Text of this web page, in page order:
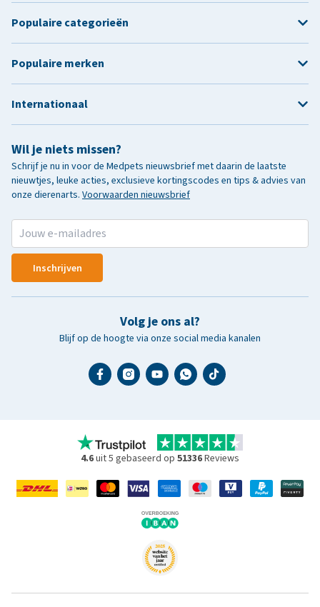
Wil je niets missen?
Schrijf je nu in voor de Medpets nieuwsbrief met daarin de laatste
nieuwtjes, leuke acties, exclusieve kortingscodes en tips & advies van
onze dierenarts. Voorwaarden nieuwsbrief
Inschrijven
Volg je ons al?
Blijf op de hoogte via onze social media kanalen
Populaire categorieën
Populaire merken
Internationaal
4.6uit 5 gebaseerd op 51336Reviews